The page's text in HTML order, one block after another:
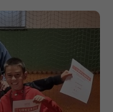
Ihre Consent-
anderem eine
ID, für die
Ihrer
falls der
dies eingestellt